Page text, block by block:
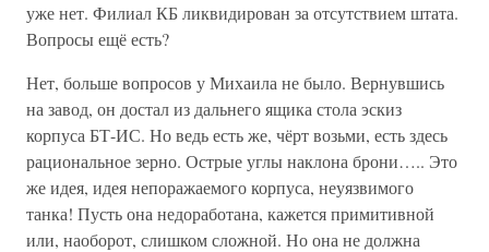
уже нет. Филиал КБ ликвидирован за отсутствием штата.
Вопросы ещё есть?
Нет, больше вопросов у Михаила не было. Вернувшись
на завод, он достал из дальнего ящика стола эскиз
корпуса БТ-ИС. Но ведь есть же, чёрт возьми, есть здесь
рациональное зерно. Острые углы наклона брони….. Это
же идея, идея непоражаемого корпуса, неуязвимого
танка! Пусть она недоработана, кажется примитивной
или, наоборот, слишком сложной. Но она не должна